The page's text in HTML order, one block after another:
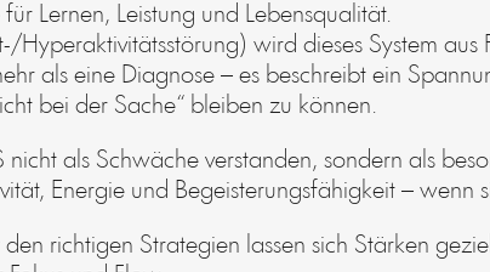
Lernen, Leistung und Lebensqualität.
Hyperaktivitätsstörung) wird dieses System
als eine Diagnose – es beschreibt ein
bei der Sache“ bleiben zu können.
nicht als Schwäche verstanden, sondern als
Energie und Begeisterungsfähigkeit – wenn
richtigen Strategien lassen sich Stärken